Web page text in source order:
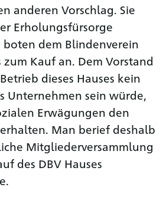
anderen Vorschlag. Sie
Erholungsfürsorge
dem Blindenverein
Kauf an. Dem Vorstand
dieses Hauses kein
Unternehmen sein würde,
Erwägungen den
Man berief deshalb
Mitgliederversammlung
des DBV Hauses